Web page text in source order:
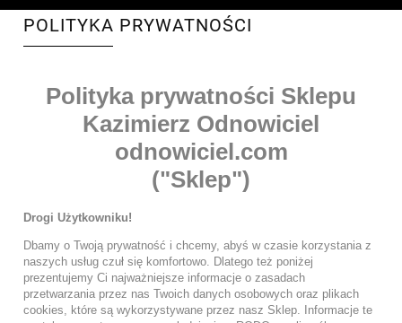
POLITYKA PRYWATNOŚCI
Polityka prywatności Sklepu
Kazimierz Odnowiciel
odnowiciel.com
("Sklep")
Drogi Użytkowniku!
Dbamy o Twoją prywatność i chcemy, abyś w czasie korzystania z
naszych usług czuł się komfortowo. Dlatego też poniżej
prezentujemy Ci najważniejsze informacje o zasadach
przetwarzania przez nas Twoich danych osobowych oraz plikach
cookies, które są wykorzystywane przez nasz Sklep. Informacje te